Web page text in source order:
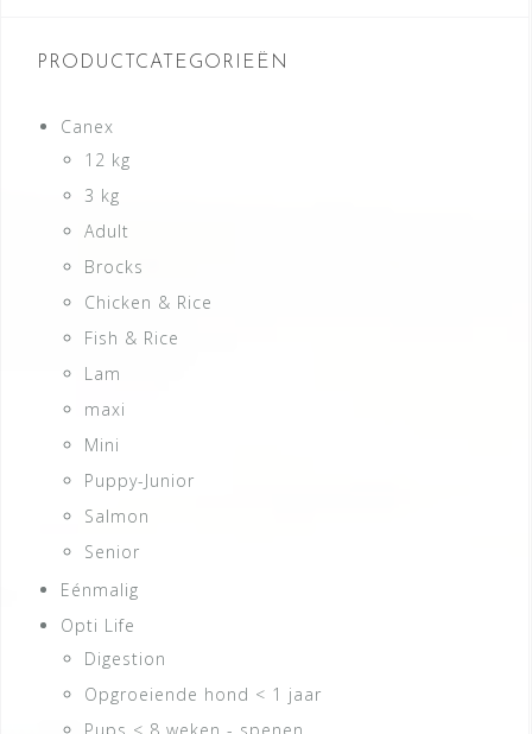
PRODUCTCATEGORIEËN
Canex
12 kg
3 kg
Adult
Brocks
Chicken & Rice
Fish & Rice
Lam
maxi
Mini
Puppy-Junior
Salmon
Senior
Eénmalig
Opti Life
Digestion
Opgroeiende hond < 1 jaar